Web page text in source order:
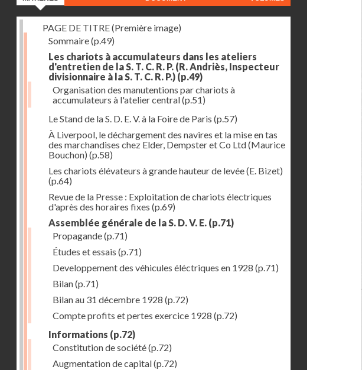
PAGE DE TITRE (Première image)
Sommaire(p.49)
Les chariots à accumulateurs dans les ateliers
d'entretien de la S. T. C. R. P. (R. Andriès, Inspecteur
divisionnaire à la S. T. C. R. P.) (p.49)
Organisation des manutentions par chariots à
accumulateurs à l'atelier central(p.51)
Le Stand de la S. D. E. V. à la Foire de Paris (p.57)
À Liverpool, le déchargement des navires et la mise en tas
des marchandises chez Elder, Dempster et Co Ltd (Maurice
Bouchon) (p.58)
Les chariots élévateurs à grande hauteur de levée (E. Bizet)
(p.64)
Revue de la Presse : Exploitation de chariots électriques
d'après des horaires fixes (p.69)
Assemblée générale de la S. D. V. E. (p.71)
Propagande(p.71)
Études et essais (p.71)
Developpement des véhicules éléctriques en 1928 (p.71)
Bilan(p.71)
Bilan au 31 décembre 1928 (p.72)
Compte profits et pertes exercice 1928 (p.72)
Informations (p.72)
Constitution de société(p.72)
Augmentation de capital(p.72)